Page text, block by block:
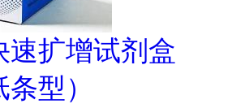
速扩增试剂盒
型）